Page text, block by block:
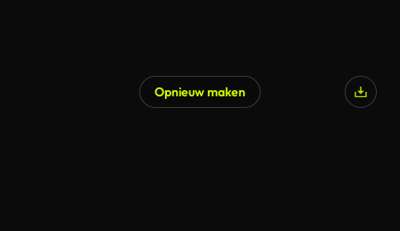
Opnieuw maken